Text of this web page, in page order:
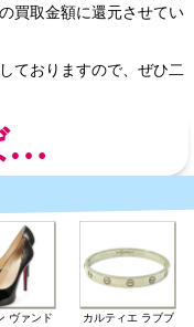
買取金額に還元させてい
ておりますので、ぜひ二
…
ヴァンド
カルティエ ラブブ